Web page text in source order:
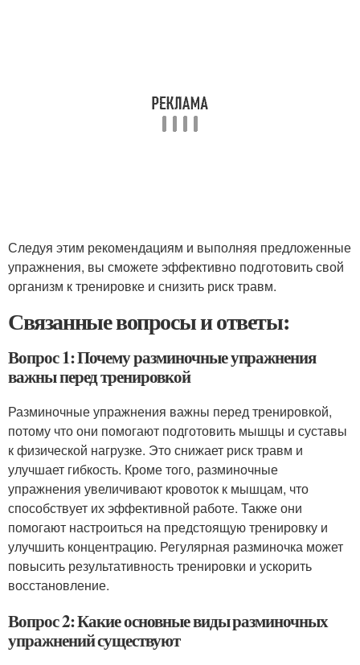
Следуя этим рекомендациям и выполняя предложенные
упражнения, вы сможете эффективно подготовить свой
организм к тренировке и снизить риск травм.
Связанные вопросы и ответы:
Вопрос 1: Почему разминочные упражнения
важны перед тренировкой
Разминочные упражнения важны перед тренировкой,
потому что они помогают подготовить мышцы и суставы
к физической нагрузке. Это снижает риск травм и
улучшает гибкость. Кроме того, разминочные
упражнения увеличивают кровоток к мышцам, что
способствует их эффективной работе. Также они
помогают настроиться на предстоящую тренировку и
улучшить концентрацию. Регулярная разминочка может
повысить результативность тренировки и ускорить
восстановление.
Вопрос 2: Какие основные виды разминочных
упражнений существуют